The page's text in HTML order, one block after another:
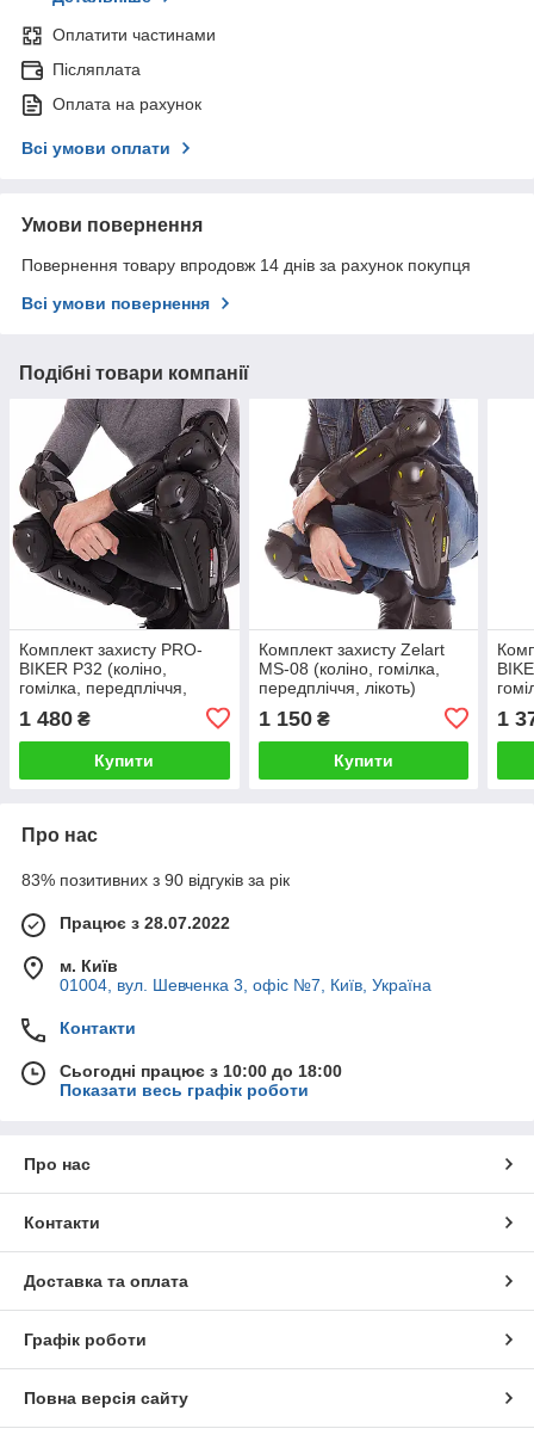
Оплатити частинами
Післяплата
Оплата на рахунок
Всі умови оплати
Умови повернення
Повернення товару впродовж 14 днів за рахунок покупця
Всі умови повернення
Подібні товари компанії
Комплект захисту PRO-
BIKER P32 (коліно,
гомілка, передпліччя,
1 480 ₴
Купити
Комплект захисту Zelart
MS-08 (коліно, гомілка,
передпліччя, лікоть)
1 150₴
Купити
1
Про нас
83% позитивних з 90 відгуків за рік
Працює з 28.07.2022
м. Київ
01004, вул. Шевченка 3, офіс №7, Київ, Україна
Контакти
Сьогодні працює з 10:00 до 18:00
Показати весь графік роботи
Про нас
Контакти
Доставка та оплата
Графік роботи
Повна версія сайту